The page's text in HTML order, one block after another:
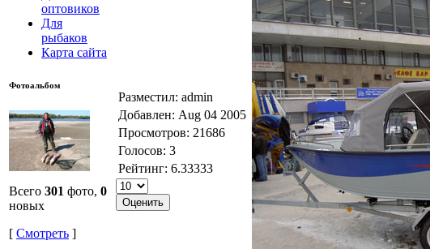
оптовиков
Для
рыбаков
Карта сайта
Фотоальбом
Всего 301 фото, 0
новых
[ Смотреть ]
Разместил: admin
Добавлен: Aug 04 2005
Просмотров: 21686
Голосов: 3
Рейтинг: 6.33333